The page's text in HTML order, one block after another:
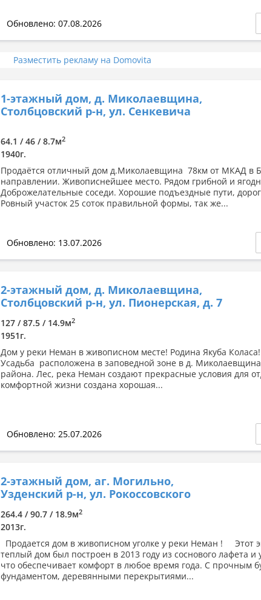
Обновлено: 07.08.2026
Разместить рекламу на Domovita
1-этажный дом, д. Миколаевщина,
Столбцовский р-н, ул. Сенкевича
64.1 / 46 / 8.7м2
1940г.
Продаётся отличный дом д.Миколаевщина 78км от МКАД в
направлении. Живописнейшее место. Рядом грибной и
Доброжелательные соседи. Хорошие подъездные пути,
Ровный участок 25 соток правильной формы, так же...
Обновлено: 13.07.2026
2-этажный дом, д. Миколаевщина,
Столбцовский р-н, ул. Пионерская, д. 7
127 / 87.5 / 14.9м2
1951г.
Дом у реки Неман в живописном месте! Родина Якуба
Усадьба расположена в заповедной зоне в д.
района. Лес, река Неман создают прекрасные условия для
комфортной жизни создана хорошая...
Обновлено: 25.07.2026
2-этажный дом, аг. Могильно,
Узденский р-н, ул. Рокоссовского
264.4 / 90.7 / 18.9м2
2013г.
Продается дом в живописном уголке у реки Неман ! Этот
теплый дом был построен в 2013 году из соснового лафета и
что обеспечивает комфорт в любое время года. С прочным
фундаментом, деревянными перекрытиями...